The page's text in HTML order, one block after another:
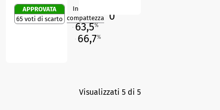
APPROVATA
65 voti di scarto
Indice di
compattezza
63,5%
66,7%
0
Visualizzati 5 di 5